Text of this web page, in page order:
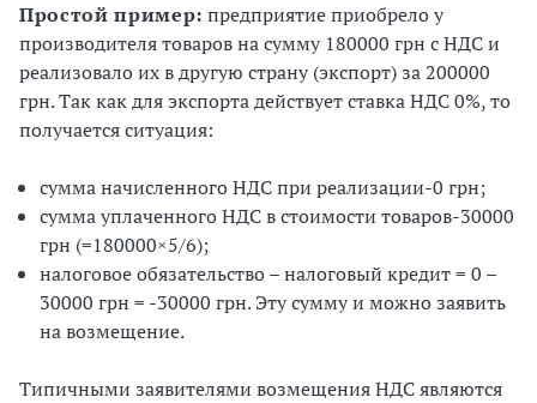
Простой пример: предприятие приобрело у
производителя товаров на сумму 180000 грн с НДС и
реализовало их в другую страну (экспорт) за 200000
грн. Так как для экспорта действует ставка НДС 0%, то
получается ситуация:
сумма начисленного НДС при реализации-0 грн;
сумма уплаченного НДС в стоимости товаров-30000
грн (=180000×5/6);
налоговое обязательство – налоговый кредит = 0 –
30000 грн = -30000 грн. Эту сумму и можно заявить
на возмещение.
Типичными заявителями возмещения НДС являются